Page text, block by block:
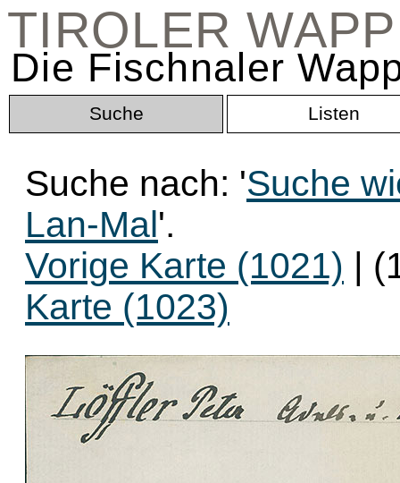
TIROLER
Die Fischnaler
Suche Listen
Suche nach: 'Suche
Lan-Mal'.
Vorige Karte (1021) |
Karte (1023)